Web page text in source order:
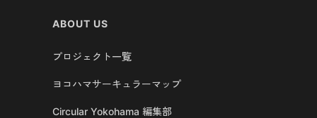
ABOUT US
プロジェクト一覧
ヨコハマサーキュラーマップ
Circular Yokohama 編集部